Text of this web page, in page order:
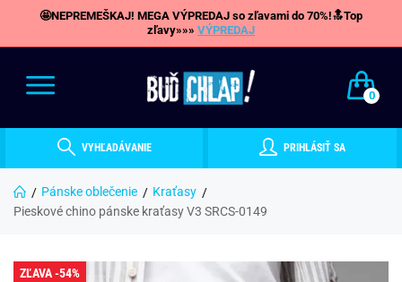
🤩NEPREMEŠKAJ! MEGA VÝPREDAJ so zľavami do 70%!🔝Top
zľavy»»» VÝPREDAJ
0
VYHĽADÁVANIE PRIHLÁSIŤ SA
Pánske oblečenie
Kraťasy
Pieskové chino pánske kraťasy V3 SRCS-0149
ZĽAVA -54%